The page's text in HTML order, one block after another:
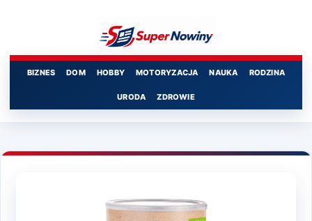
BIZNES DOM HOBBY MOTORYZACJA NAUKA RODZINA
URODA ZDROWIE